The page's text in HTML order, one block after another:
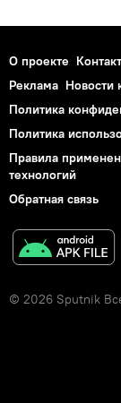
О проекте
Реклама Новости
Политика
Политика
Правила
технологий
Обратная связь
© 2026 Sputnik